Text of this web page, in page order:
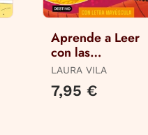
Aprende a Leer
con las
Fantasticotas 14.
Francisco y el
Peligro en el Risco
LAURA VILA
7,95 €